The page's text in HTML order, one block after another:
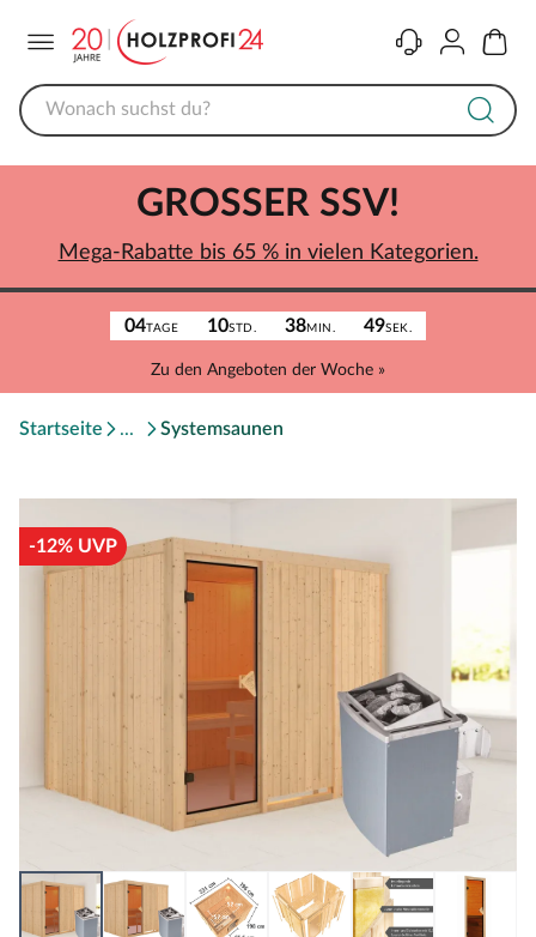
KontaktKonto
04TAGE 10STD. 38MIN. 49SEK.
Zu den Angeboten der Woche »
GROSSER SSV!
Mega-Rabatte bis 65 % in vielen Kategorien.
Startseite Systemsaunen
-12% UVP